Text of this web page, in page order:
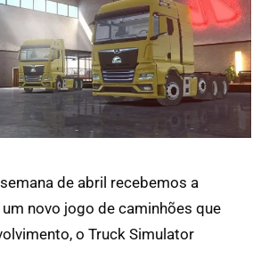
de abril recebemos a
novo jogo de caminhões que
o Truck Simulator